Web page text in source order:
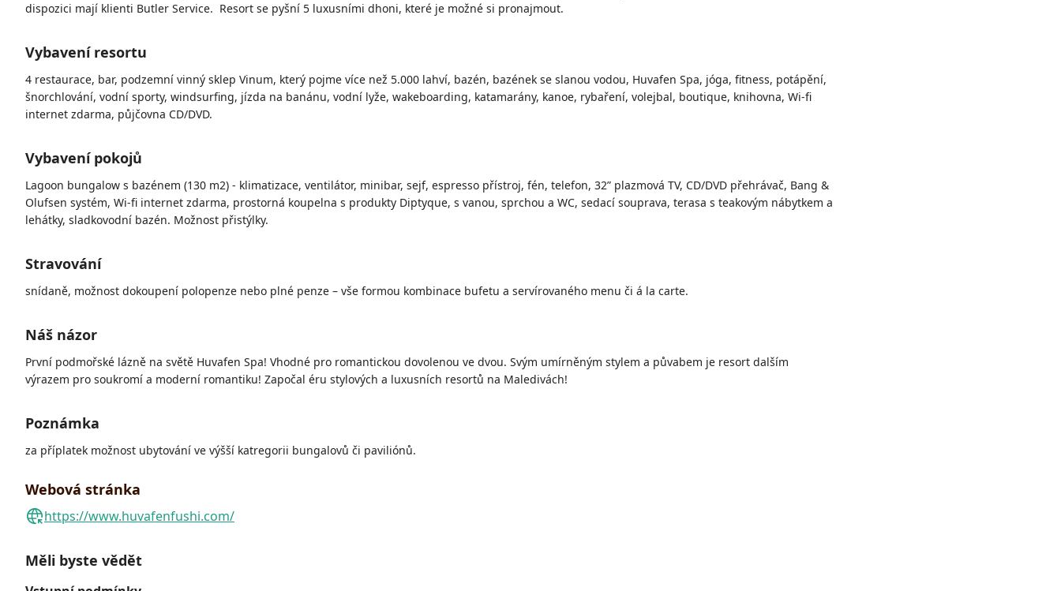
dispozici mají klienti Butler Service. Resort se pyšní 5 luxusními dhoni, které je možné si pronajmout.
Vybavení resortu
4 restaurace, bar, podzemní vinný sklep Vinum, který pojme více než 5.000 lahví, bazén, bazének se slanou vodou, Huvafen Spa, jóga, fitness, potápění,
šnorchlování, vodní sporty, windsurfing, jízda na banánu, vodní lyže, wakeboarding, katamarány, kanoe, rybaření, volejbal, boutique, knihovna, Wi-fi
internet zdarma, půjčovna CD/DVD.
Vybavení pokojů
Lagoon bungalow s bazénem (130 m2) - klimatizace, ventilátor, minibar, sejf, espresso přístroj, fén, telefon, 32” plazmová TV, CD/DVD přehrávač, Bang &
Olufsen systém, Wi-fi internet zdarma, prostorná koupelna s produkty Diptyque, s vanou, sprchou a WC, sedací souprava, terasa s teakovým nábytkem a
lehátky, sladkovodní bazén. Možnost přistýlky.
Stravování
snídaně, možnost dokoupení polopenze nebo plné penze – vše formou kombinace bufetu a servírovaného menu či á la carte.
Náš názor
První podmořské lázně na světě Huvafen Spa! Vhodné pro romantickou dovolenou ve dvou. Svým umírněným stylem a půvabem je resort dalším
výrazem pro soukromí a moderní romantiku! Započal éru stylových a luxusních resortů na Maledivách!
Poznámka
za příplatek možnost ubytování ve výšší katregorii bungalovů či paviliónů.
Webová stránka
https://www.huvafenfushi.com/
Měli byste vědět